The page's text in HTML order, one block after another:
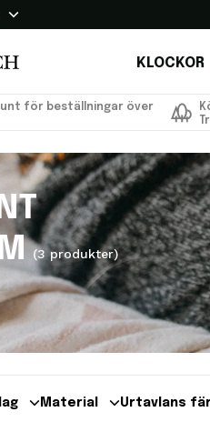
KLOCKOR
för beställningar över
(3 produkter)
Material Urtavlans